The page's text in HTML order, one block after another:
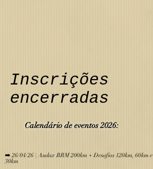
Inscrições
encerradas
Calendário de eventos 2026:
➡️ 26/04/26 | Audax BRM 200km + Desafios 120km, 60km e
30km